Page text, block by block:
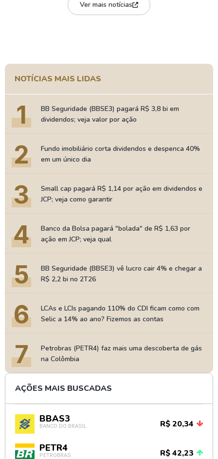
Ver mais notícias
NOTÍCIAS MAIS LIDAS
1
BB Seguridade (BBSE3) pagará R$ 3,8 bi em
dividendos; veja valor por ação
2
Fundo imobiliário corta dividendos e despenca 40%
em um único dia
3
Small cap pagará R$ 1,14 por ação em dividendos e
JCP; veja como garantir
4
Banco da Bolsa pagará "bolada" de R$ 1,63 por
ação em JCP; veja qual
5
BB Seguridade (BBSE3) vê lucro cair 4% e chegar a
R$ 2,2 bi no 2T26
6
LCAs e LCIs pagando 110% do CDI ficam como com
Selic a 14% ao ano? Fizemos as contas
7
Petrobras (PETR4) faz mais uma descoberta de gás
na Colômbia
AÇÕES MAIS BUSCADAS
BBAS3
BANCO DO BRASIL R$ 20,34
PETR4
PETROBRAS R$ 42,23